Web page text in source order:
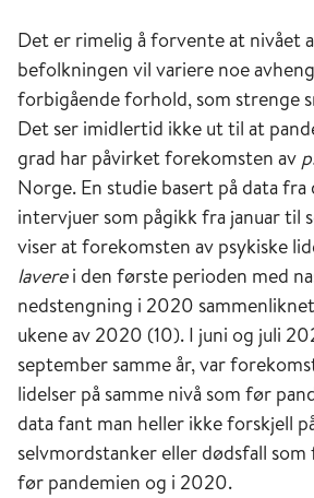
Det er rimelig å forvente at nivået
befolkningen vil variere noe
forbigående forhold, som strenge
Det ser imidlertid ikke ut til at
grad har påvirket forekomsten av
Norge. En studie basert på data fra
intervjuer som pågikk fra januar til
viser at forekomsten av psykiske
laverei den første perioden med
nedstengning i 2020
ukene av 2020 (10). I juni og juli
september samme år, var
lidelser på samme nivå som før
data fant man heller ikke forskjell
selvmordstanker eller dødsfall
før pandemien og i 2020.